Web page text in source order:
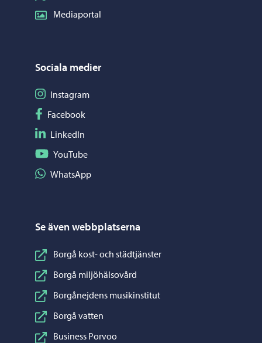
Mediaportal
Sociala medier
Följ på Instagram
Instagram
Följ på Facebook
Facebook
Följ på LinkedIn
LinkedIn
Följ på YouTube
YouTube
Dela på WhatsApp
WhatsApp
Se även webbplatserna
Borgå kost- och städtjänster
Borgå miljöhälsovård
Borgånejdens musikinstitut
Borgå vatten
Business Porvoo